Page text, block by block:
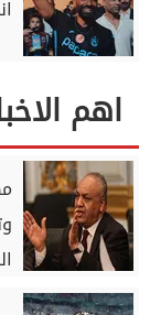
اهم